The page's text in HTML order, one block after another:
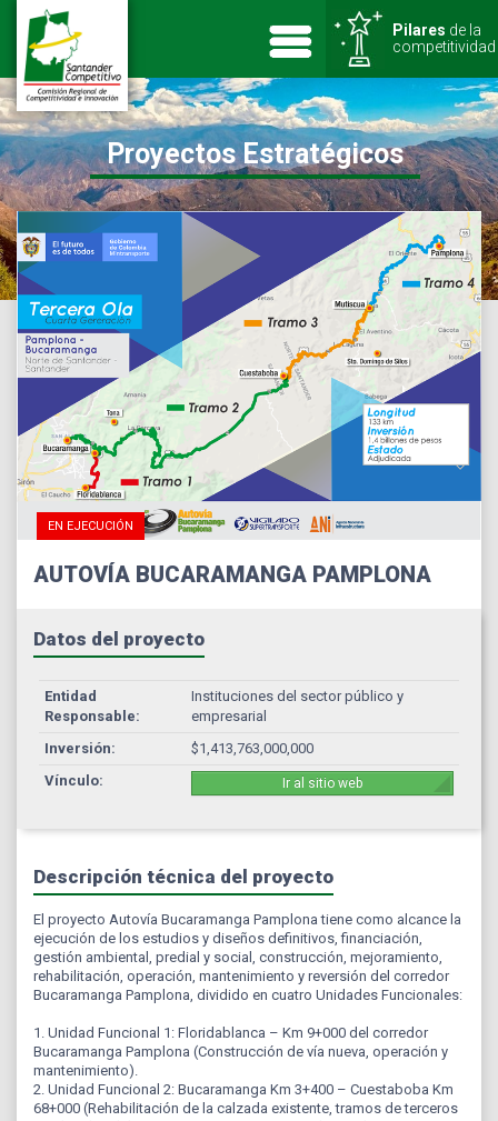
Pilares de la
competitividad
Proyectos Estratégicos
EN EJECUCIÓN
AUTOVÍA BUCARAMANGA PAMPLONA
Datos del proyecto
Entidad
Responsable:
Instituciones del sector público y
empresarial
Inversión:
$1,413,763,000,000
Vínculo:
Ir al sitio web
Descripción técnica del proyecto
El proyecto Autovía Bucaramanga Pamplona tiene como alcance la
ejecución de los estudios y diseños definitivos, financiación,
gestión ambiental, predial y social, construcción, mejoramiento,
rehabilitación, operación, mantenimiento y reversión del corredor
Bucaramanga Pamplona, dividido en cuatro Unidades Funcionales:
1. Unidad Funcional 1: Floridablanca – Km 9+000 del corredor
Bucaramanga Pamplona (Construcción de vía nueva, operación y
mantenimiento).
2. Unidad Funcional 2: Bucaramanga Km 3+400 – Cuestaboba Km
68+000 (Rehabilitación de la calzada existente, tramos de terceros